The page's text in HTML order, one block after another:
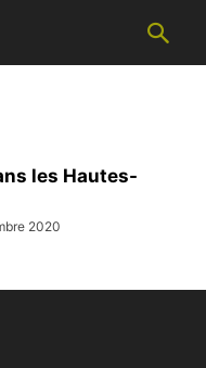
les Hautes-
2020